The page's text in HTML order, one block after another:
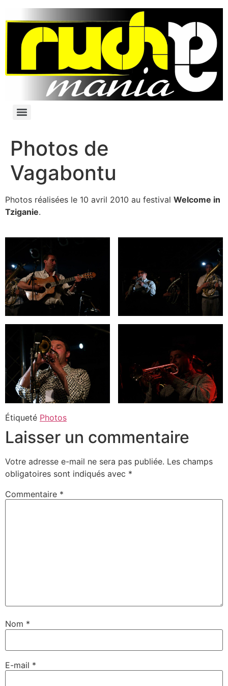
Photos de
Vagabontu
Photos réalisées le 10 avril 2010 au festival Welcome in
Tziganie.
Étiqueté Photos
Laisser un commentaire
Votre adresse e-mail ne sera pas publiée. Les champs
obligatoires sont indiqués avec *
Commentaire *
Nom *
E-mail *